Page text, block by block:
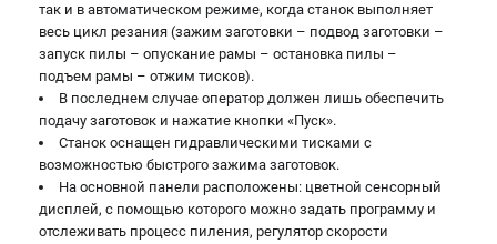
так и в автоматическом режиме, когда станок выполняет
весь цикл резания (зажим заготовки – подвод заготовки –
запуск пилы – опускание рамы – остановка пилы –
подъем рамы – отжим тисков).
В последнем случае оператор должен лишь обеспечить
подачу заготовок и нажатие кнопки «Пуск».
Станок оснащен гидравлическими тисками с
возможностью быстрого зажима заготовок.
На основной панели расположены: цветной сенсорный
дисплей, с помощью которого можно задать программу и
отслеживать процесс пиления, регулятор скорости